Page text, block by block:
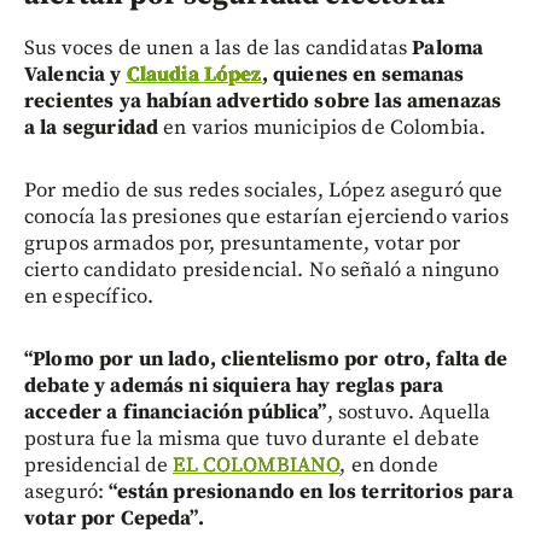
Sus voces de unen a las de las candidatasPaloma
Valencia y Claudia López, quienes en semanas
recientes ya habían advertido sobre las amenazas
a la seguridaden varios municipios de Colombia.
Por medio de sus redes sociales, López aseguró que
conocía las presiones que estarían ejerciendo varios
grupos armados por, presuntamente, votar por
cierto candidato presidencial. No señaló a ninguno
en específico.
“Plomo por un lado, clientelismo por otro, falta de
debate y además ni siquiera hay reglas para
acceder a financiación pública”, sostuvo. Aquella
postura fue la misma que tuvo durante el debate
presidencial deEL COLOMBIANO, en donde
aseguró: “están presionando en los territorios para
votar por Cepeda”.